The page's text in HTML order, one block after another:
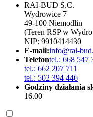
RAI-BUD S.C.
Wydrowice 7
49-100 Niemodlin
(Teren RSP w
NIP: 9910414430
E-mail:info@rai-
Telefontel.: 668 547
tel.: 662 207 711
tel.: 502 394 446
Godziny działania
16.00